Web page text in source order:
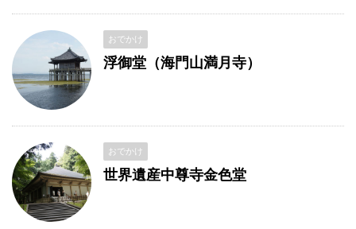
おでかけ
浮御堂（海門山満月寺）
おでかけ
世界遺産中尊寺金色堂